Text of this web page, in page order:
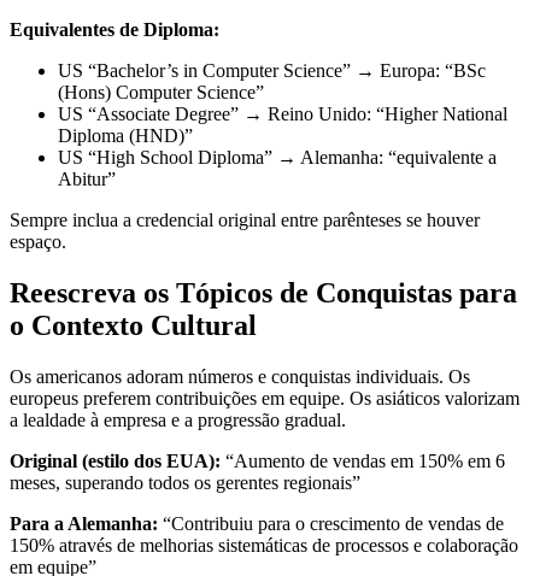
Equivalentes de Diploma:
US “Bachelor’s in Computer Science” → Europa: “BSc
(Hons) Computer Science”
US “Associate Degree” → Reino Unido: “Higher National
Diploma (HND)”
US “High School Diploma” → Alemanha: “equivalente a
Abitur”
Sempre inclua a credencial original entre parênteses se houver
espaço.
Reescreva os Tópicos de Conquistas para
o Contexto Cultural
Os americanos adoram números e conquistas individuais. Os
europeus preferem contribuições em equipe. Os asiáticos valorizam
a lealdade à empresa e a progressão gradual.
Original (estilo dos EUA): “Aumento de vendas em 150% em 6
meses, superando todos os gerentes regionais”
Para a Alemanha: “Contribuiu para o crescimento de vendas de
150% através de melhorias sistemáticas de processos e colaboração
em equipe”